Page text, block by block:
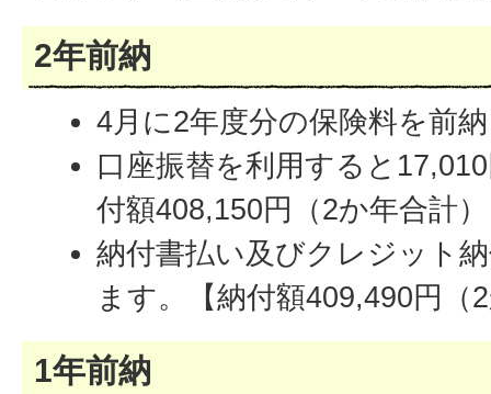
2年前納
4月に2年度分の保険料を前
口座振替を利用すると
付額408,150円（2か年合計
納付書払い及びクレジット
ます。【納付額409,490円（
1年前納